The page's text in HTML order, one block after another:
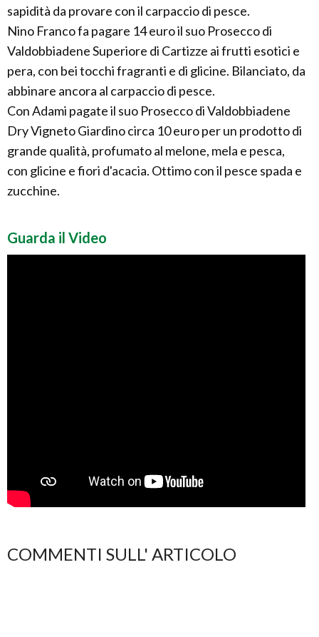
sapidità da provare con il carpaccio di pesce.
Nino Franco fa pagare 14 euro il suo Prosecco di
Valdobbiadene Superiore di Cartizze ai frutti esotici e
pera, con bei tocchi fragranti e di glicine. Bilanciato, da
abbinare ancora al carpaccio di pesce.
Con Adami pagate il suo Prosecco di Valdobbiadene
Dry Vigneto Giardino circa 10 euro per un prodotto di
grande qualità, profumato al melone, mela e pesca,
con glicine e fiori d'acacia. Ottimo con il pesce spada e
zucchine.
Guarda il Video
COMMENTI SULL' ARTICOLO